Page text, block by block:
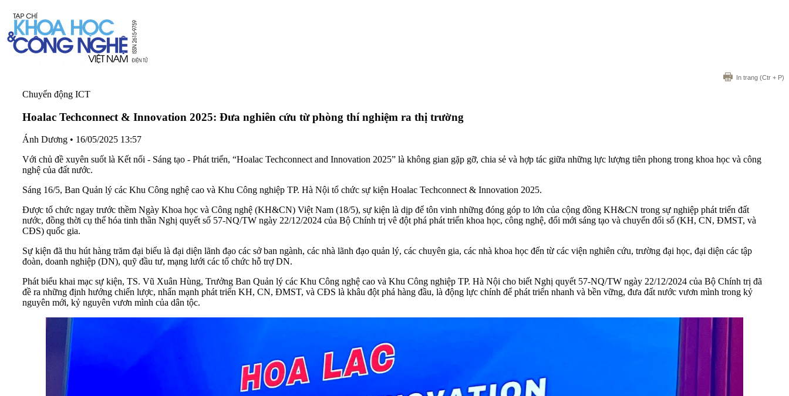
In trang (Ctr + P)
Chuyển động ICT
Hoalac Techconnect & Innovation 2025: Đưa nghiên cứu từ phòng thí nghiệm ra thị trường
Ánh Dương • 16/05/2025 13:57
Với chủ đề xuyên suốt là Kết nối - Sáng tạo - Phát triển, “Hoalac Techconnect and Innovation 2025” là không gian gặp gỡ, chia sẻ và hợp tác giữa những lực lượng tiên phong trong khoa học và công
nghệ của đất nước.
Sáng 16/5, Ban Quản lý các Khu Công nghệ cao và Khu Công nghiệp TP. Hà Nội tổ chức sự kiện Hoalac Techconnect & Innovation 2025.
Được tổ chức ngay trước thềm Ngày Khoa học và Công nghệ (KH&CN) Việt Nam (18/5), sự kiện là dịp để tôn vinh những đóng góp to lớn của cộng đồng KH&CN trong sự nghiệp phát triển đất
nước, đồng thời cụ thể hóa tinh thần Nghị quyết số 57-NQ/TW ngày 22/12/2024 của Bộ Chính trị vê đột phá phát triển khoa học, công nghệ, đổi mới sáng tạo và chuyển đổi số (KH, CN, ĐMST, và
CĐS) quốc gia.
Sự kiện đã thu hút hàng trăm đại biểu là đại diện lãnh đạo các sở ban ngành, các nhà lãnh đạo quản lý, các chuyên gia, các nhà khoa học đến từ các viện nghiên cứu, trường đại học, đại diện các tập
đoàn, doanh nghiệp (DN), quỹ đầu tư, mạng lưới các tổ chức hỗ trợ DN.
Phát biểu khai mạc sự kiện, TS. Vũ Xuân Hùng, Trưởng Ban Quản lý các Khu Công nghệ cao và Khu Công nghiệp TP. Hà Nội cho biết Nghị quyết 57-NQ/TW ngày 22/12/2024 của Bộ Chính trị đã
đề ra những định hướng chiến lược, nhấn mạnh phát triển KH, CN, ĐMST, và CĐS là khâu đột phá hàng đầu, là động lực chính để phát triển nhanh và bền vững, đưa đất nước vươn mình trong kỷ
nguyên mới, kỷ nguyên vươn mình của dân tộc.